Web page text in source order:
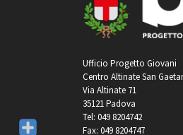
Ufficio Progetto Giovani
Centro Altinate San
Via Altinate 71
35121 Padova
Tel: 049 8204742
Fax: 049 8204747